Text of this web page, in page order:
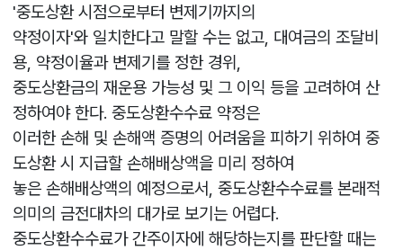
'중도상환 시점으로부터 변제기까지의
약정이자'와 일치한다고 말할 수는 없고, 대여금의 조달비
용, 약정이율과 변제기를 정한 경위,
중도상환금의 재운용 가능성 및 그 이익 등을 고려하여 산
정하여야 한다. 중도상환수수료 약정은
이러한 손해 및 손해액 증명의 어려움을 피하기 위하여 중
도상환 시 지급할 손해배상액을 미리 정하여
놓은 손해배상액의 예정으로서, 중도상환수수료를 본래적
의미의 금전대차의 대가로 보기는 어렵다.
중도상환수수료가 간주이자에 해당하는지를 판단할 때는